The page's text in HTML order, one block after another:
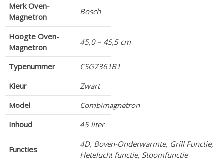
Merk Oven-
Magnetron
Bosch
Hoogte Oven-
Magnetron
45,0 – 45,5 cm
Typenummer
CSG7361B1
Kleur
Zwart
Model
Combimagnetron
Inhoud
45 liter
Functies
4D, Boven-Onderwarmte, Grill Functie,
Hetelucht functie, Stoomfunctie